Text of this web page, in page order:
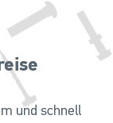
und schnell